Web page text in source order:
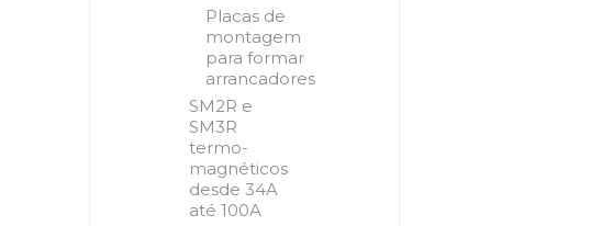
Placas de
montagem
para formar
arrancadores
SM2R e
SM3R
termo-
magnéticos
desde 34A
até 100A